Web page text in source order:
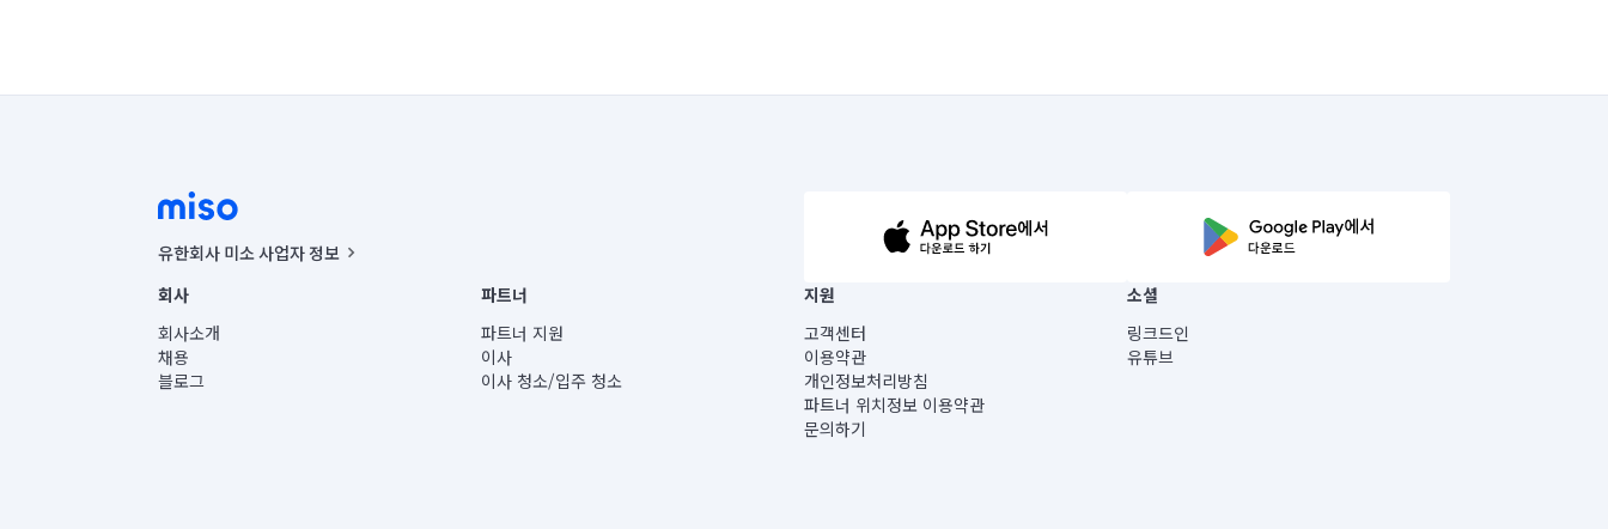
유한회사 미소 사업자 정보
사업자등록번호 : 291-87-00271 | 인허가번호 : 2016-3220163-14-5-00019 |
통신판매신고번호 : 2024-서울종로-1400(공정거래위원회 정보) |
대표이사 : CHING VICTOR COLUMBIA RHEE
주소 | 본사: 서울특별시 종로구 율곡로 6(중학동, 트윈트리빌딩) B동 5층
컨택센터 : 서울특별시 종로구 수송동 율곡로 24, 7층, 8층 미소
회사
회사소개
채용
블로그
파트너
파트너 지원
이사
이사 청소/입주 청소
지원
고객센터
이용약관
개인정보처리방침
파트너 위치정보 이용약관
문의하기
소셜
링크드인
유튜브